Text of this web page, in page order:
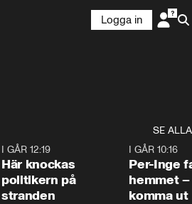
Logga in
SE ALLA
I GÅR 12:19
Här knockas
politikern på
stranden
I GÅR 10:16
Per-Inge
hemmet
komma ut